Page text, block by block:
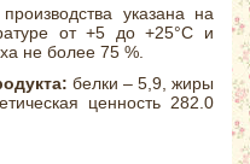
указана на
от +5 до +25°С и
не более 75 %.
белки – 5,9, жиры
ценность 282.0